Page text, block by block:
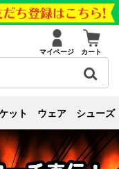
マイページ カート
ット ウェア シューズ